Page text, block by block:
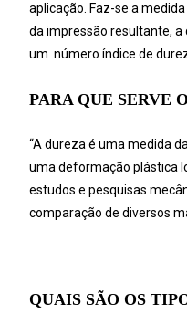
aplicação. Faz-se a
da impressão resultante, a
um número índice de
PARA QUE SERVE
“A dureza é uma medida
uma deformação plástica
estudos e pesquisas
comparação de diversos
QUAIS SÃO OS